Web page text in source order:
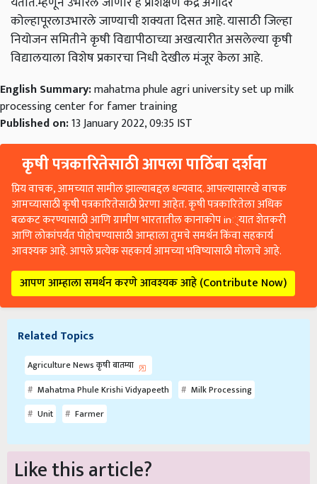
कोल्हापूरलाउभारले जाण्याची शक्यता दिसत आहे. यासाठी जिल्हा
नियोजन समितीने कृषी विद्यापीठाच्या अखत्यारीत असलेल्या कृषी
विद्यालयाला विशेष प्रकारचा निधी देखील मंजूर केला आहे.
English Summary:mahatma phule agri university set up milk
processing center for famer training
Published on:13 January 2022, 09:35 IST
कृषी पत्रकारितेसाठी आपला पाठिंबा दर्शवा
प्रिय वाचक, आमच्यात सामील झाल्याबद्दल धन्यवाद. आपल्यासारखे वाचक
आमच्यासाठी कृषी पत्रकारितेसाठी प्रेरणा आहेत. कृषी पत्रकारितेला अधिक
बळकट करण्यासाठी आणि ग्रामीण भारतातील कानाकोप in्यात शेतकरी
आणि लोकांपर्यंत पोहोचण्यासाठी आम्हाला तुमचे समर्थन किंवा सहकार्य
आवश्यक आहे. आपले प्रत्येक सहकार्य आमच्या भविष्यासाठी मोलाचे आहे.
आपण आम्हाला समर्थन करणे आवश्यक आहे (Contribute Now)
Related Topics
Agriculture News कृषी बातम्या
Mahatma Phule Krishi Vidyapeeth
Milk Processing
Unit
Farmer
Like this article?